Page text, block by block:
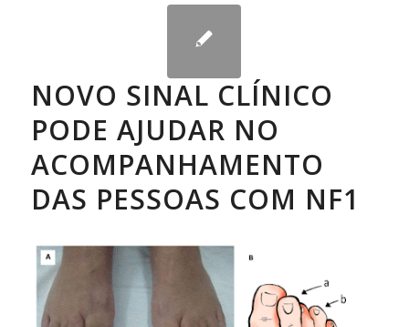
NOVO SINAL CLÍNICO
PODE AJUDAR NO
ACOMPANHAMENTO
DAS PESSOAS COM NF1